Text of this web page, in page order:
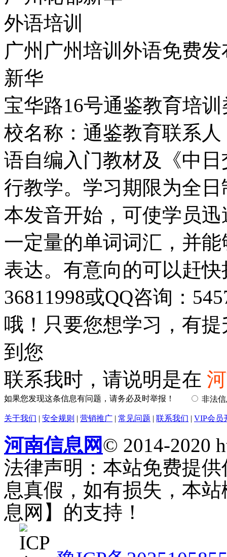
外语培训
广州广州培训外语免费
新华
宝华路16号通鉴教育培
校名称：通鉴教育联系
语自编入门教材及《中
行教学。学习期限为全
本发音开始，可使学员
一定量的单词词汇，并
表达。有意向的可以赶
36811998或QQ咨询：
哦！只要您想学习，有
到您
联系我时，请说明是在
如果您发现这条信息有问题，请务必及时举报！ 非法
关于我们 | 安全规则 | 营销推广 | 常见问题 | 联系我们 | VIP会员
河南信息网© 2014-2020
法律声明：本站免费提
息真假，如有损失，本
息网】的支持！